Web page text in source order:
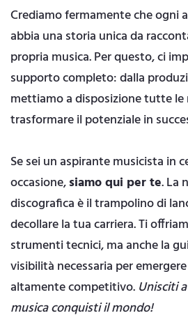
Crediamo fermamente che ogni
abbia una storia unica da
propria musica. Per questo, ci
supporto completo: dalla
mettiamo a disposizione tutte le
trasformare il potenziale in
Se sei un aspirante musicista in
occasione,siamo qui per te. La
discografica è il trampolino di
decollare la tua carriera. Ti
strumenti tecnici, ma anche la
visibilità necessaria per
altamente competitivo. Unisciti
musica conquisti il mondo!